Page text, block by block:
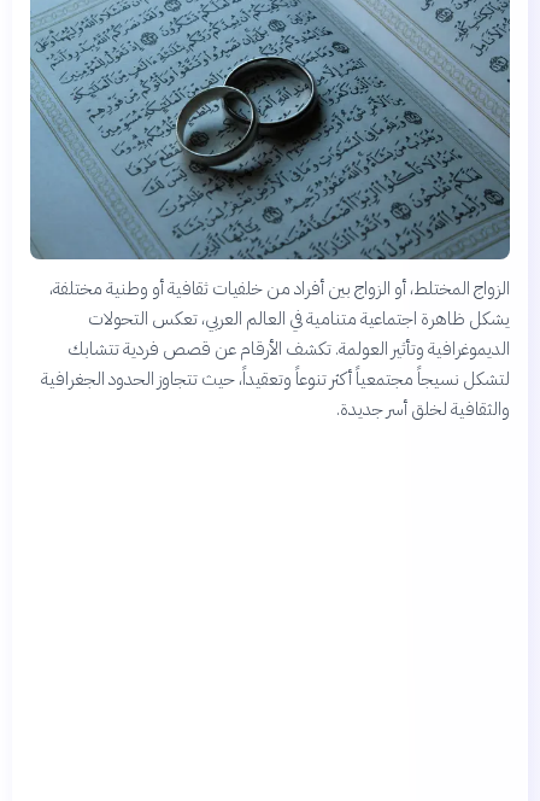
الزواج المختلط، أو الزواج بين أفراد من خلفيات ثقافية أو وطنية مختلفة،
يشكل ظاهرة اجتماعية متنامية في العالم العربي، تعكس التحولات
الديموغرافية وتأثير العولمة. تكشف الأرقام عن قصص فردية تتشابك
لتشكل نسيجاً مجتمعياً أكثر تنوعاً وتعقيداً، حيث تتجاوز الحدود الجغرافية
والثقافية لخلق أسر جديدة.